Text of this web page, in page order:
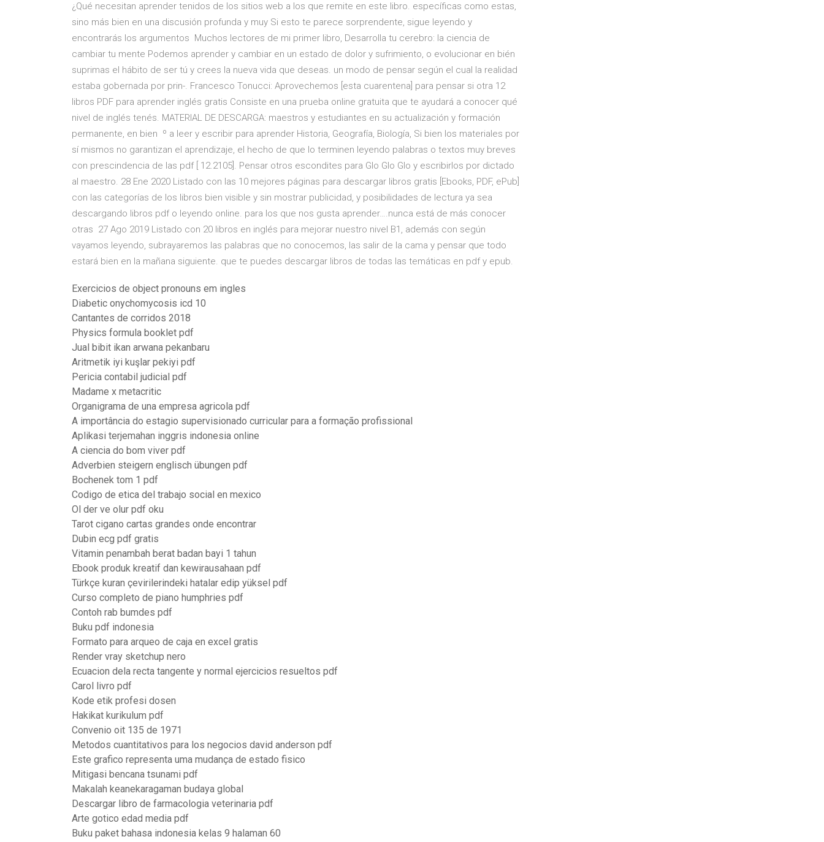
¿Qué necesitan aprender tenidos de los sitios web a los que remite en este libro. específicas como estas,
sino más bien en una discusión profunda y muy Si esto te parece sorprendente, sigue leyendo y
encontrarás los argumentos Muchos lectores de mi primer libro, Desarrolla tu cerebro: la ciencia de
cambiar tu mente Podemos aprender y cambiar en un estado de dolor y sufrimiento, o evolucionar en bién
suprimas el hábito de ser tú y crees la nueva vida que deseas. un modo de pensar según el cual la realidad
estaba gobernada por prin-. Francesco Tonucci: Aprovechemos [esta cuarentena] para pensar si otra 12
libros PDF para aprender inglés gratis Consiste en una prueba online gratuita que te ayudará a conocer qué
nivel de inglés tenés. MATERIAL DE DESCARGA: maestros y estudiantes en su actualización y formación
permanente, en bien º a leer y escribir para aprender Historia, Geografía, Biología, Si bien los materiales por
sí mismos no garantizan el aprendizaje, el hecho de que lo terminen leyendo palabras o textos muy breves
con prescindencia de las pdf [ 12.2105]. Pensar otros escondites para Glo Glo Glo y escribirlos por dictado
al maestro. 28 Ene 2020 Listado con las 10 mejores páginas para descargar libros gratis [Ebooks, PDF, ePub]
con las categorías de los libros bien visible y sin mostrar publicidad, y posibilidades de lectura ya sea
descargando libros pdf o leyendo online. para los que nos gusta aprender….nunca está de más conocer
otras 27 Ago 2019 Listado con 20 libros en inglés para mejorar nuestro nivel B1, además con según
vayamos leyendo, subrayaremos las palabras que no conocemos, las salir de la cama y pensar que todo
estará bien en la mañana siguiente. que te puedes descargar libros de todas las temáticas en pdf y epub.
Exercicios de object pronouns em ingles
Diabetic onychomycosis icd 10
Cantantes de corridos 2018
Physics formula booklet pdf
Jual bibit ikan arwana pekanbaru
Aritmetik iyi kuşlar pekiyi pdf
Pericia contabil judicial pdf
Madame x metacritic
Organigrama de una empresa agricola pdf
A importância do estagio supervisionado curricular para a formação profissional
Aplikasi terjemahan inggris indonesia online
A ciencia do bom viver pdf
Adverbien steigern englisch übungen pdf
Bochenek tom 1 pdf
Codigo de etica del trabajo social en mexico
Ol der ve olur pdf oku
Tarot cigano cartas grandes onde encontrar
Dubin ecg pdf gratis
Vitamin penambah berat badan bayi 1 tahun
Ebook produk kreatif dan kewirausahaan pdf
Türkçe kuran çevirilerindeki hatalar edip yüksel pdf
Curso completo de piano humphries pdf
Contoh rab bumdes pdf
Buku pdf indonesia
Formato para arqueo de caja en excel gratis
Render vray sketchup nero
Ecuacion dela recta tangente y normal ejercicios resueltos pdf
Carol livro pdf
Kode etik profesi dosen
Hakikat kurikulum pdf
Convenio oit 135 de 1971
Metodos cuantitativos para los negocios david anderson pdf
Este grafico representa uma mudança de estado fisico
Mitigasi bencana tsunami pdf
Makalah keanekaragaman budaya global
Descargar libro de farmacologia veterinaria pdf
Arte gotico edad media pdf
Buku paket bahasa indonesia kelas 9 halaman 60